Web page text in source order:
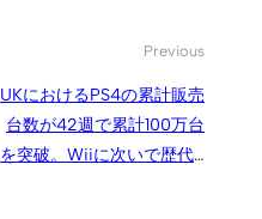
Previous
UKにおけるPS4の累計販売
台数が42週で累計100万台
を突破。Wiiに次いで歴代2